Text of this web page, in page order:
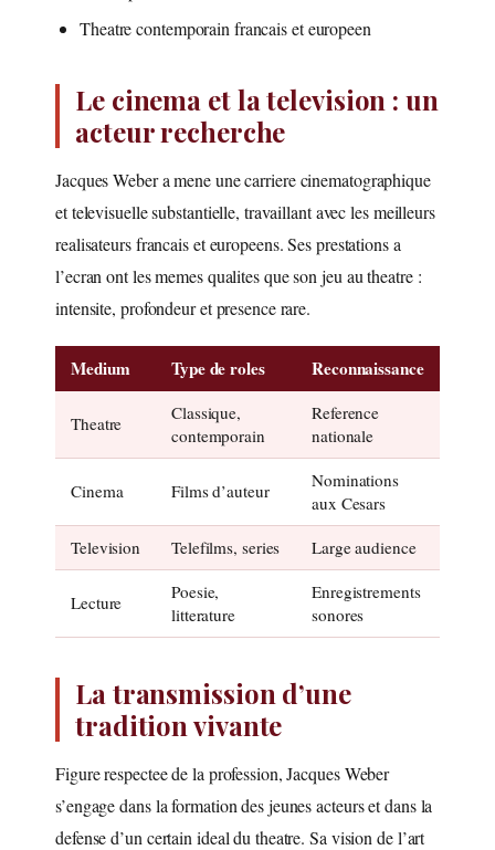
Theatre contemporain francais et europeen
Le cinema et la television : un
acteur recherche
Jacques Weber a mene une carriere cinematographique
et televisuelle substantielle, travaillant avec les meilleurs
realisateurs francais et europeens. Ses prestations a
l’ecran ont les memes qualites que son jeu au theatre :
intensite, profondeur et presence rare.
Medium Type de roles Reconnaissance
Theatre
Classique,
contemporain
Reference
nationale
Cinema Films d’auteur
Nominations
aux Cesars
Television
Telefilms, series Large audience
Lecture
Poesie,
litterature
Enregistrements
sonores
La transmission d’une
tradition vivante
Figure respectee de la profession, Jacques Weber
s’engage dans la formation des jeunes acteurs et dans la
defense d’un certain ideal du theatre. Sa vision de l’art